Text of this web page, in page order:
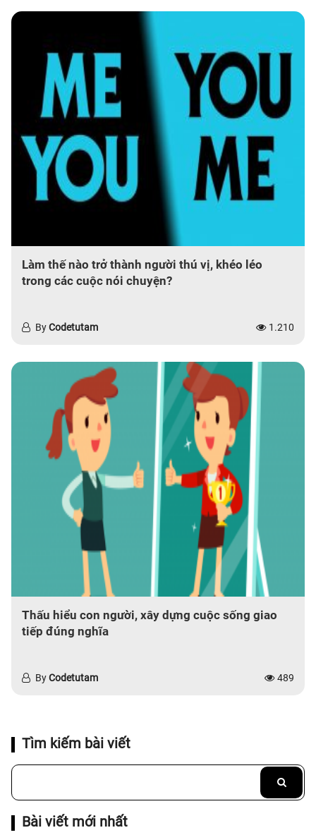
Làm thế nào trở thành người thú vị, khéo léo
trong các cuộc nói chuyện?
ByCodetutam 1.210
Thấu hiểu con người, xây dựng cuộc sống giao
tiếp đúng nghĩa
ByCodetutam 489
Tìm kiếm bài viết
Bài viết mới nhất